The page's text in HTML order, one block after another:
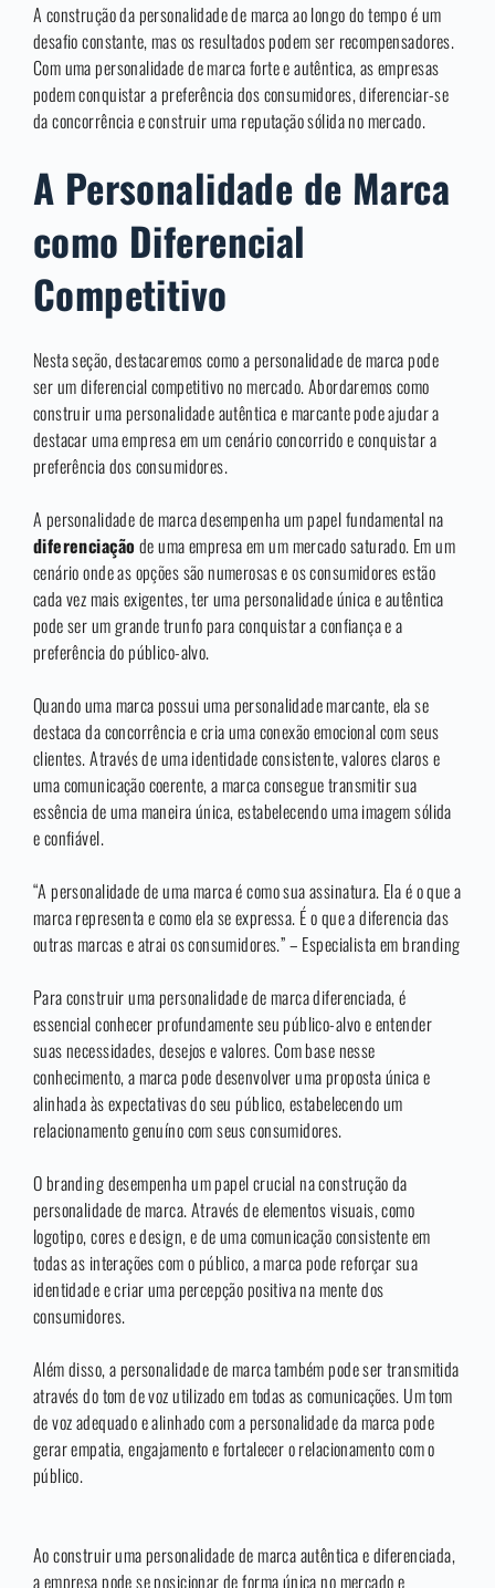
A construção da personalidade de marca ao longo do tempo é um
desafio constante, mas os resultados podem ser recompensadores.
Com uma personalidade de marca forte e autêntica, as empresas
podem conquistar a preferência dos consumidores, diferenciar-se
da concorrência e construir uma reputação sólida no mercado.
A Personalidade de Marca
como Diferencial
Competitivo
Nesta seção, destacaremos como a personalidade de marca pode
ser um diferencial competitivo no mercado. Abordaremos como
construir uma personalidade autêntica e marcante pode ajudar a
destacar uma empresa em um cenário concorrido e conquistar a
preferência dos consumidores.
A personalidade de marca desempenha um papel fundamental na
diferenciaçãode uma empresa em um mercado saturado. Em um
cenário onde as opções são numerosas e os consumidores estão
cada vez mais exigentes, ter uma personalidade única e autêntica
pode ser um grande trunfo para conquistar a confiança e a
preferência do público-alvo.
Quando uma marca possui uma personalidade marcante, ela se
destaca da concorrência e cria uma conexão emocional com seus
clientes. Através de uma identidade consistente, valores claros e
uma comunicação coerente, a marca consegue transmitir sua
essência de uma maneira única, estabelecendo uma imagem sólida
e confiável.
“A personalidade de uma marca é como sua assinatura. Ela é o que a
marca representa e como ela se expressa. É o que a diferencia das
outras marcas e atrai os consumidores.” – Especialista em branding
Para construir uma personalidade de marca diferenciada, é
essencial conhecer profundamente seu público-alvo e entender
suas necessidades, desejos e valores. Com base nesse
conhecimento, a marca pode desenvolver uma proposta única e
alinhada às expectativas do seu público, estabelecendo um
relacionamento genuíno com seus consumidores.
O branding desempenha um papel crucial na construção da
personalidade de marca. Através de elementos visuais, como
logotipo, cores e design, e de uma comunicação consistente em
todas as interações com o público, a marca pode reforçar sua
identidade e criar uma percepção positiva na mente dos
consumidores.
Além disso, a personalidade de marca também pode ser transmitida
através do tom de voz utilizado em todas as comunicações. Um tom
de voz adequado e alinhado com a personalidade da marca pode
gerar empatia, engajamento e fortalecer o relacionamento com o
público.
Ao construir uma personalidade de marca autêntica e diferenciada,
a empresa pode se posicionar de forma única no mercado e